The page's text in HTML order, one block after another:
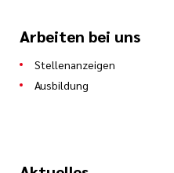
Arbeiten bei uns
Stellenanzeigen
Ausbildung